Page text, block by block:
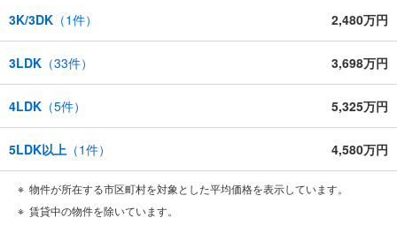
3K/3DK （1件） 2,480万円
3LDK （33件） 3,698万円
4LDK （5件） 5,325万円
5LDK以上 （1件） 4,580万円
物件が所在する市区町村を対象とした平均価格を表示しています。
賃貸中の物件を除いています。